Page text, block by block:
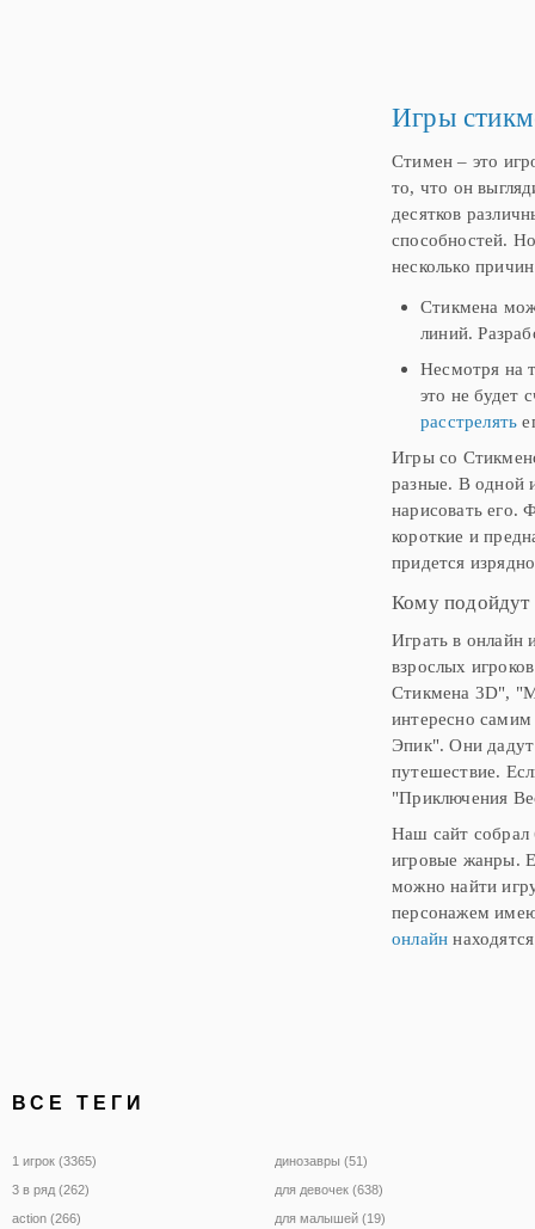
Игры
Стимен – это
то, что он
десятков
способностей.
несколько
Стикмена
линий.
Несмотря на
это не будет
расстрелять
Игры со
разные. В одной
нарисовать его.
короткие и
придется
Кому подойдут
Играть в онлайн
взрослых
Стикмена 3D",
интересно
Эпик". Они дадут
путешествие.
"Приключения
Наш сайт
игровые жанры.
можно найти
персонажем
онлайн
ВСЕ ТЕГИ
1 игрок (3365)
3 в ряд (262)
action (266)
динозавры (51)
для девочек (638)
для малышей (19)